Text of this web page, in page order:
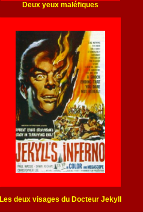
Deux yeux maléfiques
Les deux visages du Docteur Jekyll